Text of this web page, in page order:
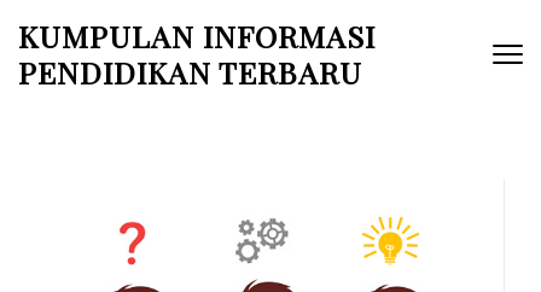
content
KUMPULAN INFORMASI
PENDIDIKAN TERBARU